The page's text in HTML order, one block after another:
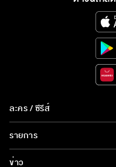
ละคร / ซีรีส์
ละคร/ซีรีส์
ซีรีส์นานาชาติ
รายการ
รายการทั้งหมด
ข่าว